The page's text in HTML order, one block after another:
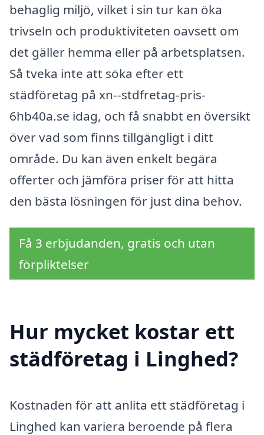
behaglig miljö, vilket i sin tur kan öka
trivseln och produktiviteten oavsett om
det gäller hemma eller på arbetsplatsen.
Så tveka inte att söka efter ett
städföretag på xn--stdfretag-pris-
6hb40a.se idag, och få snabbt en översikt
över vad som finns tillgängligt i ditt
område. Du kan även enkelt begära
offerter och jämföra priser för att hitta
den bästa lösningen för just dina behov.
Få 3 erbjudanden, gratis och utan
förpliktelser
Hur mycket kostar ett
städföretag i Linghed?
Kostnaden för att anlita ett städföretag i
Linghed kan variera beroende på flera